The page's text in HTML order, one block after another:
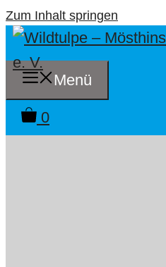
Zum Inhalt springen
Menü
0